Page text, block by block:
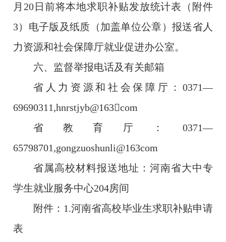
月 20日前将本地求职补贴发放统计表（附件
3）电子版及纸质（加盖单位公章）报送省人
力资源和社会保障厅就业促进办公室。
六、监督举报电话及有关邮箱
省人力资源和社会保障厅： 0371—
69690311,hnrstjyb@163com
省教育厅： 0371—
65798701,gongzuoshunli@163com
省属高校材料报送地址：河南省大中专
学生就业服务中心204房间
附件： 1.河南省高校毕业生求职补贴申请
表